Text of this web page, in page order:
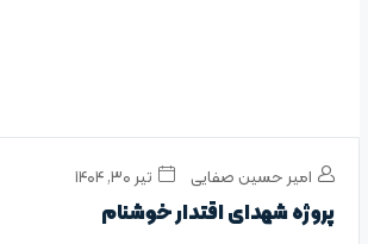
امیر حسین صفایی تیر ۳۰, ۱۴۰۴
پروژه شهدای اقتدار خوشنام